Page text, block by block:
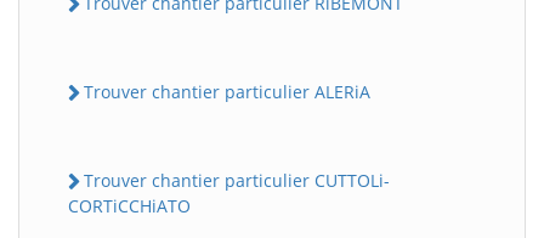
Trouver chantier particulier ALERiA
Trouver chantier particulier CUTTOLi-
CORTiCCHiATO